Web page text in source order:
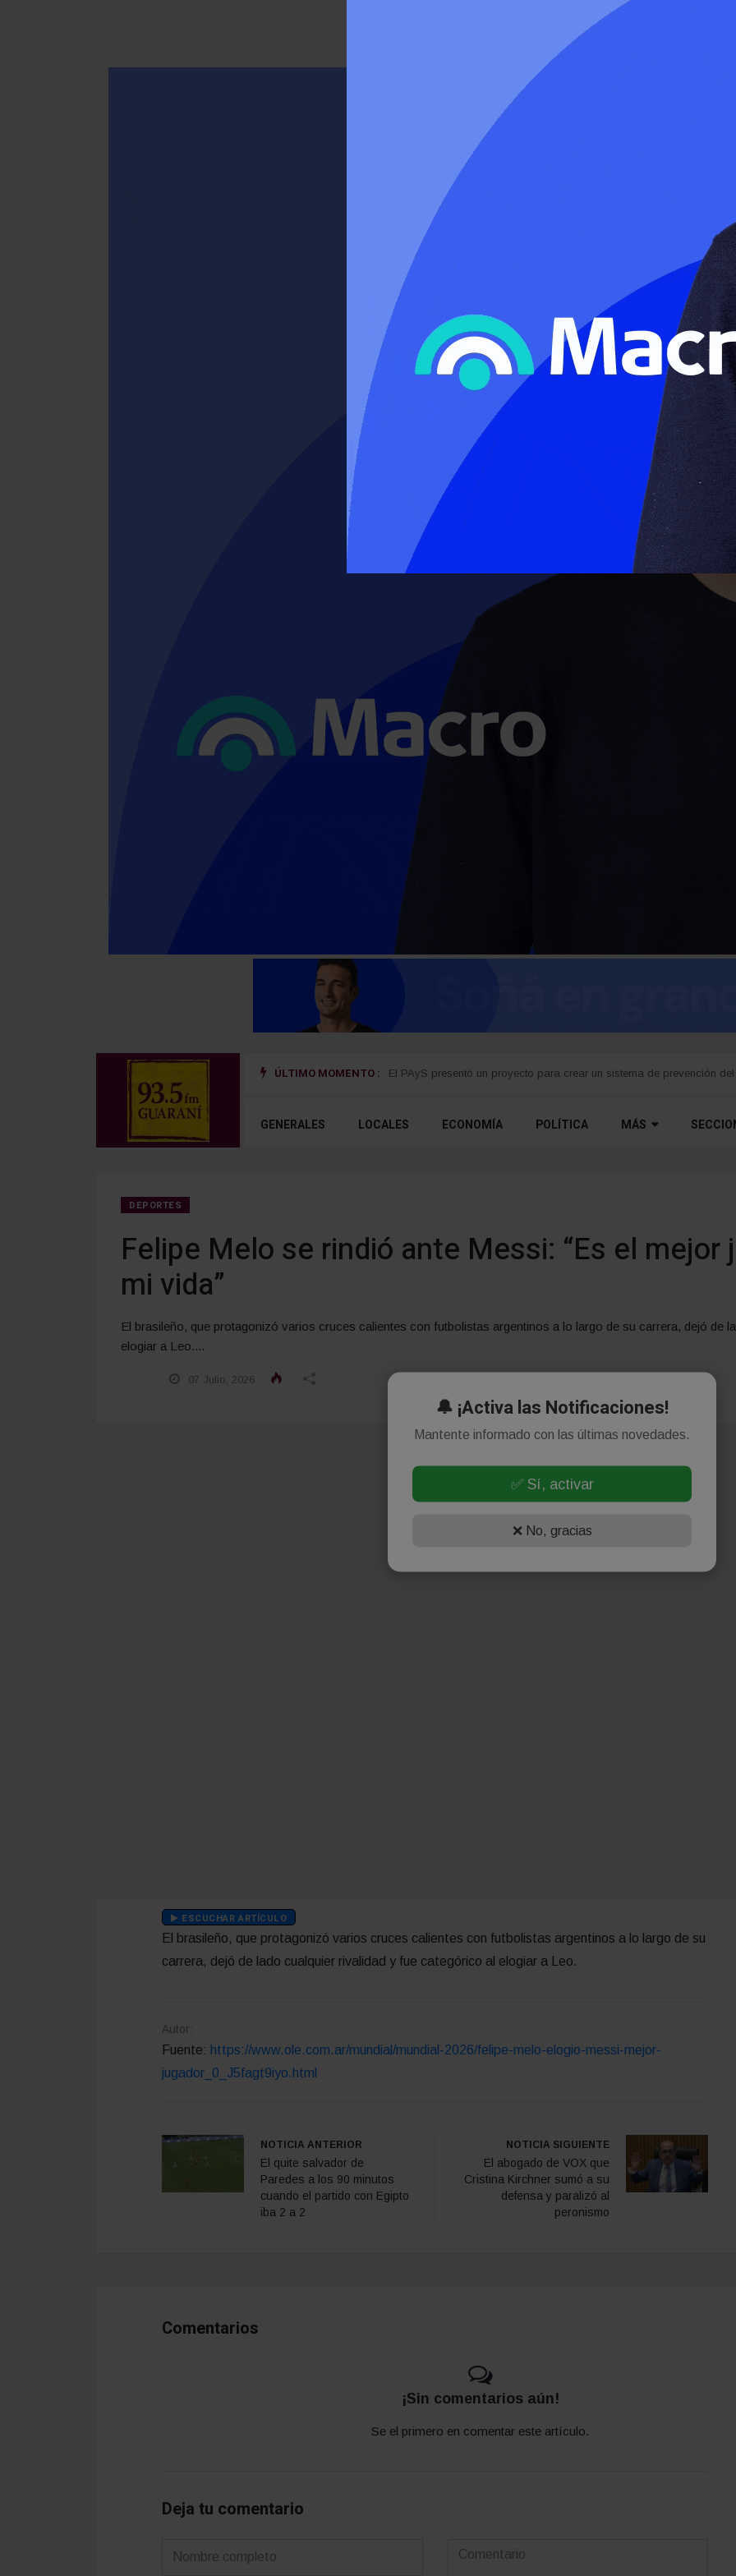
ÚLTIMO MOMENTO :
sistema de prevención del riesgo hidrológico en la cuenca del río Uruguay Detectan cocaína oculta en carne que iba a ser entregada a detenidos
GENERALES LOCALES ECONOMÍA POLÍTICA MÁS
DEPORTES
Felipe Melo se rindió ante Messi: “Es el mejor
mi vida”
El brasileño, que protagonizó varios cruces calientes con futbolistas argentinos a lo largo de su carrera, dejó de
elogiar a Leo....
07 Julio, 2026
ESCUCHAR ARTÍCULO
El brasileño, que protagonizó varios cruces calientes con futbolistas argentinos a lo largo de su
carrera, dejó de lado cualquier rivalidad y fue categórico al elogiar a Leo.
Autor:
Fuente: https://www.ole.com.ar/mundial/mundial-2026/felipe-melo-elogio-messi-mejor-
jugador_0_J5fagt9iyo.html
NOTICIA ANTERIOR
El quite salvador de
Paredes a los 90 minutos
cuando el partido con Egipto
iba 2 a 2
NOTICIA SIGUIENTE
El abogado de VOX que
Cristina Kirchner sumó a su
defensa y paralizó al
peronismo
Comentarios
¡Sin comentarios aún!
Se el primero en comentar este artículo.
Deja tu comentario
🔔 ¡Activa las Notificaciones!
Mantente informado con las últimas novedades.
✅ Sí, activar
❌ No, gracias